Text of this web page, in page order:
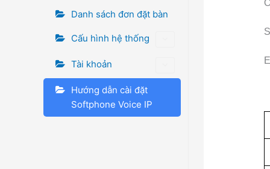
Danh sách đơn đặt bàn
Cấu hình hệ thống
Tài khoản
Hướng dẫn cài đặt
Softphone Voice IP